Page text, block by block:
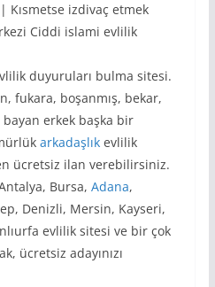
| Kısmetse izdivaç etmek
Ciddi islami evlilik
duyuruları bulma sitesi.
fukara, boşanmış, bekar,
erkek başka bir
arkadaşlıkevlilik
ücretsiz ilan verebilirsiniz.
Bursa, Adana,
Denizli, Mersin, Kayseri,
evlilik sitesi ve bir çok
ücretsiz adayınızı